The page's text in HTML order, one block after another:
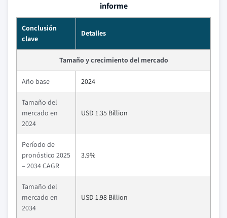
informe
Conclusión
clave
Detalles
Tamaño y crecimiento del mercado
Año base 2024
Tamaño del
mercado en
2024
USD 1.35 Billion
Período de
pronóstico 2025
– 2034 CAGR
3.9%
Tamaño del
mercado en
2034
USD 1.98 Billion